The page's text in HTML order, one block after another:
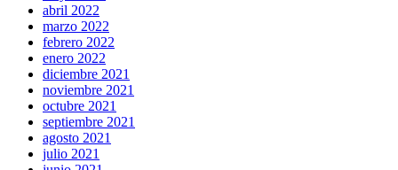
abril 2022
marzo 2022
febrero 2022
enero 2022
diciembre 2021
noviembre 2021
octubre 2021
septiembre 2021
agosto 2021
julio 2021